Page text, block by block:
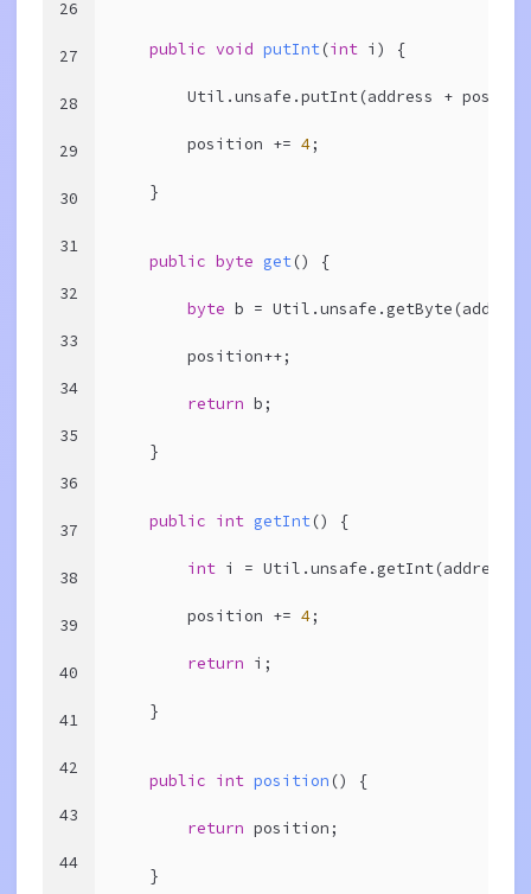
26
27
28
29
30
31
32
33
34
35
36
37
38
39
40
41
42
43
44
public void putInt(int i) {
Util.unsafe.putInt(address +
        position +=
4;
    }
public byte get() {
byte b =
        position++;
return b;
    }
public int getInt() {
int i = Util.unsafe.getInt(address
        position +=
4;
return i;
    }
public int position () {
return position;
    }